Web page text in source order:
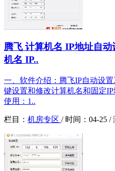
腾飞 计算机名 IP地址自
机名 IP..
一、软件介绍：腾飞IP自动设
键设置和修改计算机名和固定
使用：1..
栏目： 机房专区 / 时间： 04-25 /